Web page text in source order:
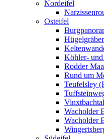
Nordeifel
Osteifel
Köhler- und
Rodder
Rund um
Teufelsley
Wacholder
Wacholder